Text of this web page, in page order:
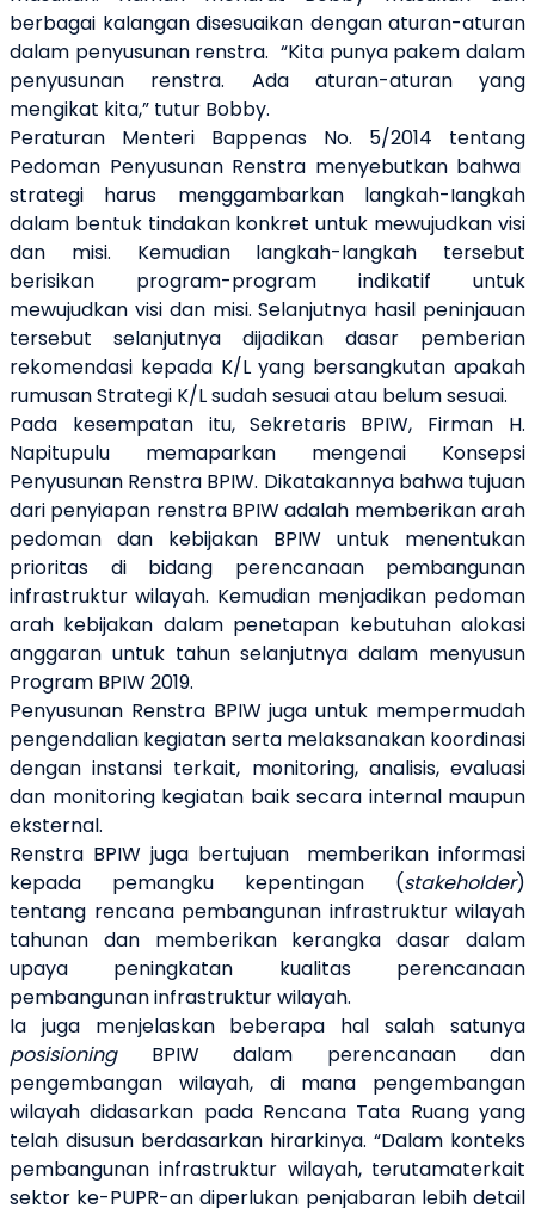
berbagai kalangan disesuaikan dengan aturan-aturan
dalam penyusunan renstra. “Kita punya pakem dalam
penyusunan renstra. Ada aturan-aturan yang
mengikat kita,” tutur Bobby.
Peraturan Menteri Bappenas No. 5/2014 tentang
Pedoman Penyusunan Renstra menyebutkan bahwa
strategi harus menggambarkan langkah-Iangkah
dalam bentuk tindakan konkret untuk mewujudkan visi
dan misi. Kemudian langkah-langkah tersebut
berisikan program-program indikatif untuk
mewujudkan visi dan misi. Selanjutnya hasil peninjauan
tersebut selanjutnya dijadikan dasar pemberian
rekomendasi kepada K/L yang bersangkutan apakah
rumusan Strategi K/L sudah sesuai atau belum sesuai.
Pada kesempatan itu, Sekretaris BPIW, Firman H.
Napitupulu memaparkan mengenai Konsepsi
Penyusunan Renstra BPIW. Dikatakannya bahwa tujuan
dari penyiapan renstra BPIW adalah memberikan arah
pedoman dan kebijakan BPIW untuk menentukan
prioritas di bidang perencanaan pembangunan
infrastruktur wilayah. Kemudian menjadikan pedoman
arah kebijakan dalam penetapan kebutuhan alokasi
anggaran untuk tahun selanjutnya dalam menyusun
Program BPIW 2019.
Penyusunan Renstra BPIW juga untuk mempermudah
pengendalian kegiatan serta melaksanakan koordinasi
dengan instansi terkait, monitoring, analisis, evaluasi
dan monitoring kegiatan baik secara internal maupun
eksternal.
Renstra BPIW juga bertujuan
memberikan informasi
kepada pemangku kepentingan (stakeholder)
tentang rencana pembangunan infrastruktur wilayah
tahunan dan memberikan kerangka dasar dalam
upaya peningkatan kualitas perencanaan
pembangunan infrastruktur wilayah.
Ia juga menjelaskan beberapa hal salah satunya
posisioningBPIW dalam perencanaan dan
pengembangan wilayah, di mana pengembangan
wilayah didasarkan pada Rencana Tata Ruang yang
telah disusun berdasarkan hirarkinya. “Dalam konteks
pembangunan infrastruktur wilayah, terutamaterkait
sektor ke-PUPR-an diperlukan penjabaran lebih detail